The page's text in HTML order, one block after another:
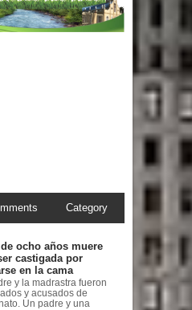
Category
ocho años muere
castigada por
en la cama
y la madrastra fueron
y acusados de
Un padre y una